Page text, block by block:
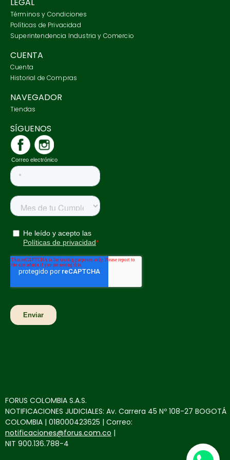
Términos y Condiciones
Políticas de Privacidad
Superintendencia Industria y Comercio
CUENTA
Cuenta
Historial de Compras
NAVEGADOR
Tiendas
SÍGUENOS
FORUS COLOMBIA S.A.S.
NOTIFICACIONES JUDICIALES: Av. Carrera 45 Nº 108-27 BOGOTÁ
COLOMBIA | 018000423625 | Correo:
notificaciones@forus.com.co |
NIT 900.136.788-4